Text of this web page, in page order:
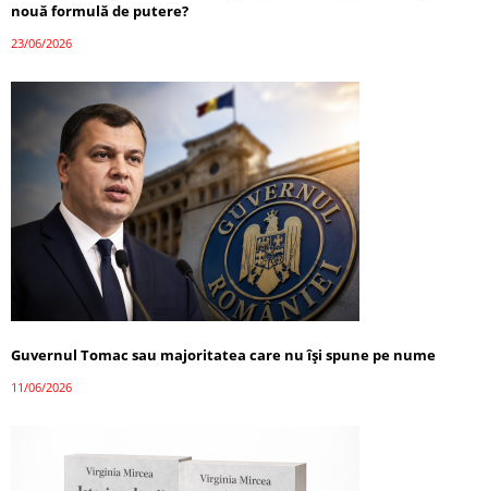
nouă formulă de putere?
23/06/2026
Guvernul Tomac sau majoritatea care nu își spune pe nume
11/06/2026